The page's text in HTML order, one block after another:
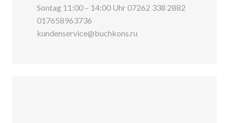
Sontag 11:00 – 14:00 Uhr 07262 338 2882
017658963736
kundenservice@buchkons.ru